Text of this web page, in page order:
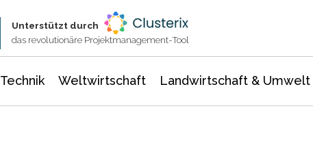
Unterstützt durch
das revolutionäre Projektmanagement-Tool
Technik Weltwirtschaft Landwirtschaft & Umwelt